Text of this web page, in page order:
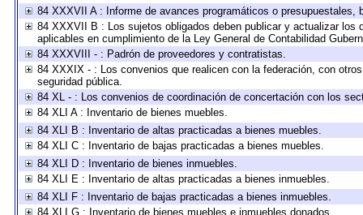
84 XXXVII A : Informe de avances programáticos o presupuestales,
84 XXXVII B : Los sujetos obligados deben publicar y actualizar
aplicables en cumplimiento de la Ley General de Contabilidad
84 XXXVIII - : Padrón de proveedores y contratistas.
84 XXXIX - : Los convenios que realicen con la federación, con
seguridad pública.
84 XL - : Los convenios de coordinación de concertación con los
84 XLI A : Inventario de bienes muebles.
84 XLI B : Inventario de altas practicadas a bienes muebles.
84 XLI C : Inventario de bajas practicadas a bienes muebles.
84 XLI D : Inventario de bienes inmuebles.
84 XLI E : Inventario de altas practicadas a bienes inmuebles.
84 XLI F : Inventario de bajas practicadas a bienes inmuebles.
84 XLI G : Inventario de bienes muebles e inmuebles donados.